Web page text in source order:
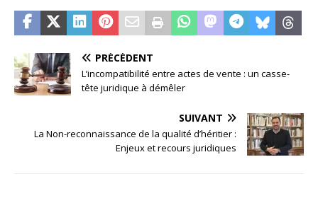
PRÉCÉDENT
L’incompatibilité entre actes de vente : un casse-
tête juridique à démêler
SUIVANT
La Non-reconnaissance de la qualité d’héritier :
Enjeux et recours juridiques